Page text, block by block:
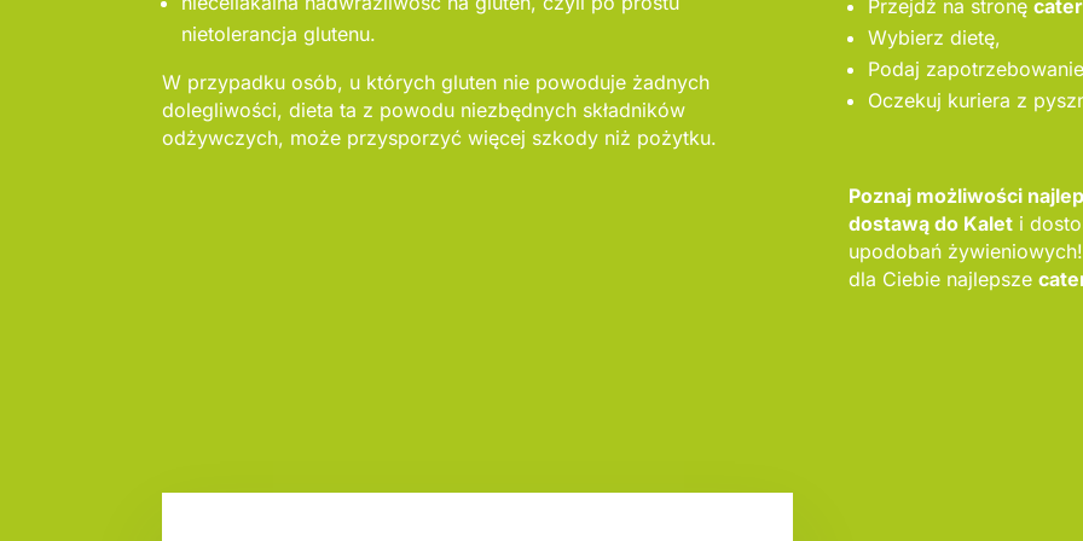
nietolerancja glutenu.
W przypadku osób, u których gluten nie powoduje żadnych
dolegliwości, dieta ta z powodu niezbędnych składników
odżywczych, może przysporzyć więcej szkody niż pożytku.
Przejdź na stronę
Wybierz dietę,
Podaj
Oczekuj kuriera z
Poznaj możliwości
dostawą do Kaleti
upodobań
dla Ciebie najlepsze